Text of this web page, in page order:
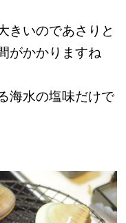
きいのであさりと
がかかりますね
海水の塩味だけで